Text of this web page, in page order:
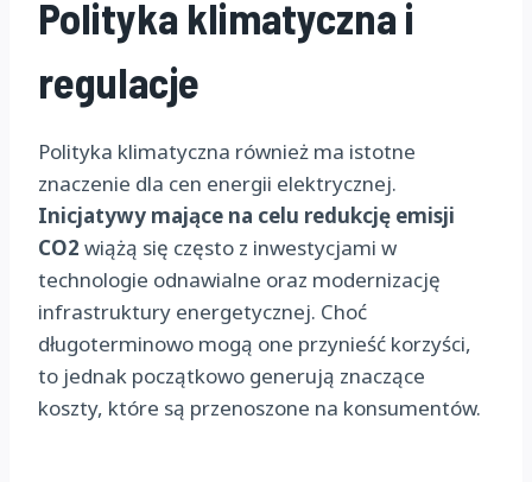
Polityka klimatyczna i
regulacje
Polityka klimatyczna również ma istotne
znaczenie dla cen energii elektrycznej.
Inicjatywy mające na celu redukcję emisji
CO2 wiążą się często z inwestycjami w
technologie odnawialne oraz modernizację
infrastruktury energetycznej. Choć
długoterminowo mogą one przynieść korzyści,
to jednak początkowo generują znaczące
koszty, które są przenoszone na konsumentów.